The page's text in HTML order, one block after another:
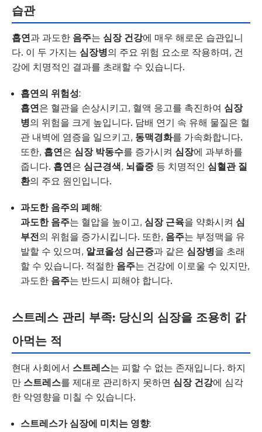
습관
흡연과 과도한 음주는 심장 건강에 매우 해로운 습관입니
다. 이 두 가지는 심장병의 주요 위험 요소로 작용하며, 건
강에 치명적인 결과를 초래할 수 있습니다.
흡연의 위험성:
흡연은 혈관을 손상시키고, 혈액 응고를 촉진하여 심장
병의 위험을 크게 높입니다. 담배 연기 속 유해 물질은 혈
관 내벽에 염증을 일으키고, 동맥경화를 가속화합니다.
또한, 흡연은 심장 박동수를 증가시켜 심장에 과부하를
줍니다. 흡연은 심근경색, 뇌졸중 등 치명적인 심혈관 질
환의 주요 원인입니다.
과도한 음주의 폐해:
과도한 음주는 혈압을 높이고, 심장 근육을 약화시켜 심
부전의 위험을 증가시킵니다. 또한, 음주는 부정맥을 유
발할 수 있으며, 알코올성 심근증과 같은 심장병을 초래
할 수 있습니다. 적절한 음주는 건강에 이로울 수 있지만,
과도한 음주는 반드시 피해야 합니다.
스트레스 관리 부족: 당신의 심장을 조용히 갉
아먹는 적
현대 사회에서 스트레스는 피할 수 없는 존재입니다. 하지
만 스트레스를 제대로 관리하지 못하면 심장 건강에 심각
한 악영향을 미칠 수 있습니다.
스트레스가 심장에 미치는 영향: